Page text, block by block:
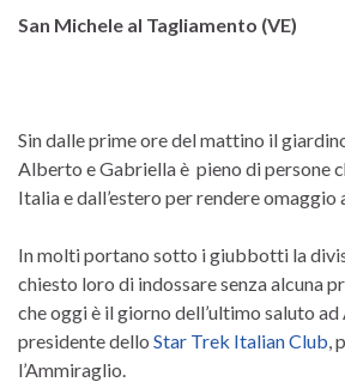
San Michele al Tagliamento (VE)
Sin dalle prime ore del mattino il
Alberto e Gabriella è pieno di persone
Italia e dall’estero per rendere omaggio
In molti portano sotto i giubbotti la
chiesto loro di indossare senza alcuna
che oggi è il giorno dell’ultimo saluto
presidente dello Star Trek Italian Club ,
l’Ammiraglio.